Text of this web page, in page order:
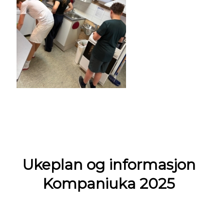
Ukeplan og informasjon
Kompaniuka 2025